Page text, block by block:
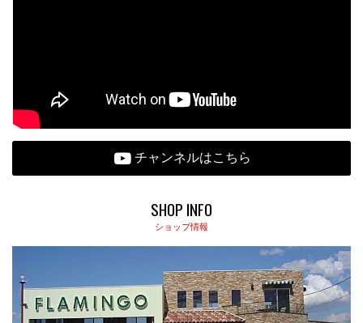
チャンネルはこちら
SHOP INFO
ショップ情報